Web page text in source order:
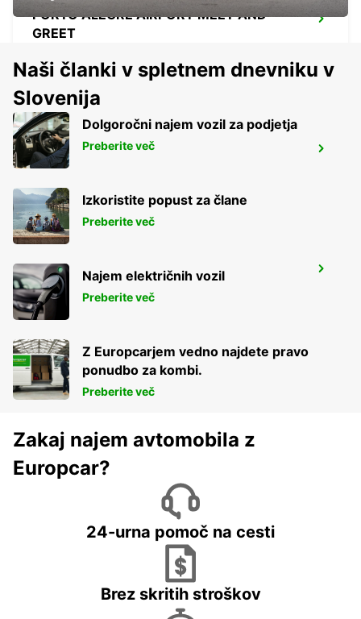
PORTO ALEGRE AIRPORT MEET AND
GREET
SALTO CITY
SALTO - URUGUAY
DURAZNO CITY
DURAZNO - URUGUAY
Naši članki v spletnem dnevniku v
Slovenija
Dolgoročni najem vozil za podjetja
Preberite več
Izkoristite popust za člane
Preberite več
Najem električnih vozil
Preberite več
Z Europcarjem vedno najdete pravo
ponudbo za kombi.
Preberite več
Zakaj najem avtomobila z
Europcar?
24-urna pomoč na cesti
Brez skritih stroškov